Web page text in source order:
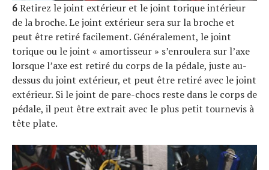
6Retirez le joint extérieur et le joint torique intérieur
de la broche. Le joint extérieur sera sur la broche et
peut être retiré facilement. Généralement, le joint
torique ou le joint « amortisseur » s’enroulera sur l’axe
lorsque l’axe est retiré du corps de la pédale, juste au-
dessus du joint extérieur, et peut être retiré avec le joint
extérieur. Si le joint de pare-chocs reste dans le corps de
pédale, il peut être extrait avec le plus petit tournevis à
tête plate.